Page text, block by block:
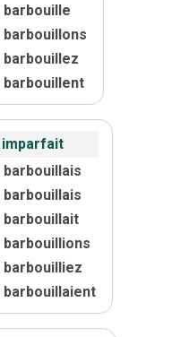
barbouille
barbouillons
barbouillez
barbouillent
imparfait
barbouillais
barbouillais
barbouillait
barbouillions
barbouilliez
barbouillaient